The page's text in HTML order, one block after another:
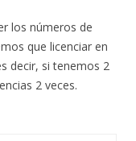
los números de
que licenciar en
decir, si tenemos 2
2 veces.